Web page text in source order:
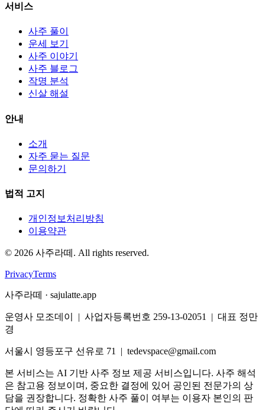
서비스
사주 풀이
운세 보기
사주 이야기
사주 블로그
작명 분석
신살 해설
안내
소개
자주 묻는 질문
문의하기
법적 고지
개인정보처리방침
이용약관
© 2026 사주라떼. All rights reserved.
PrivacyTerms
사주라떼 · sajulatte.app
운영사 모조데이 | 사업자등록번호 259-13-02051 | 대표 정만
경
서울시 영등포구 선유로 71 | tedevspace@gmail.com
본 서비스는 AI 기반 사주 정보 제공 서비스입니다. 사주 해석
은 참고용 정보이며, 중요한 결정에 있어 공인된 전문가의 상
담을 권장합니다. 정확한 사주 풀이 여부는 이용자 본인의 판